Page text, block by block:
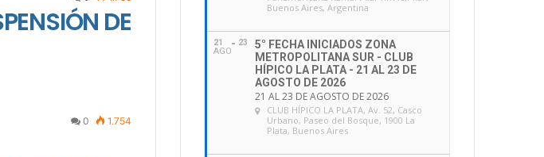
DE
0 1.754
Buenos Aires, Argentina
21
AGO
23
5° FECHA INICIADOS ZONA
METROPOLITANA SUR - CLUB
HÍPICO LA PLATA - 21 AL 23 DE
AGOSTO DE 2026
21 AL 23 DE AGOSTO DE 2026
CLUB HÍPICO LA PLATA, Av. 52, Casco
Urbano, Paseo del Bosque, 1900 La
Plata, Buenos Aires